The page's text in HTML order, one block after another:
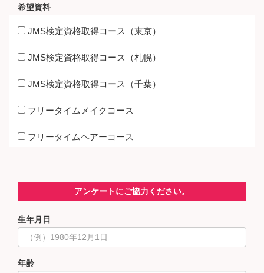
希望資料
JMS検定資格取得コース（東京）
JMS検定資格取得コース（札幌）
JMS検定資格取得コース（千葉）
フリータイムメイクコース
フリータイムヘアーコース
アンケートにご協力ください。
生年月日
年齢